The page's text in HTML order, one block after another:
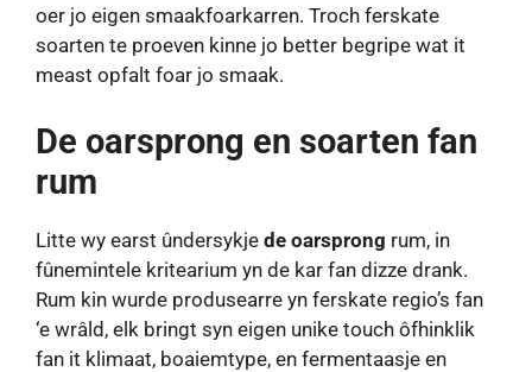
oer jo eigen smaakfoarkarren. Troch ferskate
soarten te proeven kinne jo better begripe wat it
meast opfalt foar jo smaak.
De oarsprong en soarten fan
rum
Litte wy earst ûndersykje de oarsprong rum, in
fûnemintele kritearium yn de kar fan dizze drank.
Rum kin wurde produsearre yn ferskate regio’s fan
‘e wrâld, elk bringt syn eigen unike touch ôfhinklik
fan it klimaat, boaiemtype, en fermentaasje en